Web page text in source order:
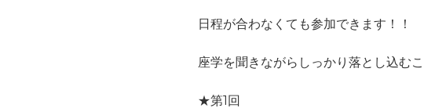
日程が合わなくても参加できます！！
座学を聞きながらしっかり落とし込む
★第1回